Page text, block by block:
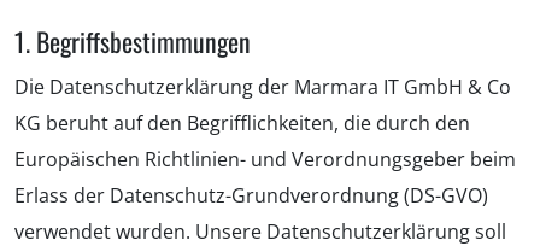
1. Begriffsbestimmungen
Die Datenschutzerklärung der Marmara IT GmbH & Co
KG beruht auf den Begrifflichkeiten, die durch den
Europäischen Richtlinien- und Verordnungsgeber beim
Erlass der Datenschutz-Grundverordnung (DS-GVO)
verwendet wurden. Unsere Datenschutzerklärung soll